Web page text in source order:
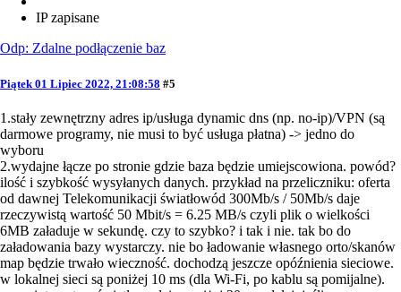
IP zapisane
Odp: Zdalne podłączenie baz
Piątek 01 Lipiec 2022, 21:08:58 #5
1.stały zewnętrzny adres ip/usługa dynamic dns (np. no-ip)/VPN (są
darmowe programy, nie musi to być usługa płatna) -> jedno do
wyboru
2.wydajne łącze po stronie gdzie baza będzie umiejscowiona. powód?
ilość i szybkość wysyłanych danych. przykład na przeliczniku: oferta
od dawnej Telekomunikacji światłowód 300Mb/s / 50Mb/s daje
rzeczywistą wartość 50 Mbit/s = 6.25 MB/s czyli plik o wielkości
6MB załaduje w sekundę. czy to szybko? i tak i nie. tak bo do
załadowania bazy wystarczy. nie bo ładowanie własnego orto/skanów
map będzie trwało wieczność. dochodzą jeszcze opóźnienia sieciowe.
w lokalnej sieci są poniżej 10 ms (dla Wi-Fi, po kablu są pomijalne).